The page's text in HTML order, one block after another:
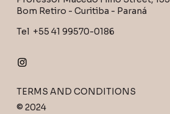
Bom Retiro - Curitiba - Paraná
Tel +55 41 99570-0186
TERMS AND CONDITIONS
© 2024